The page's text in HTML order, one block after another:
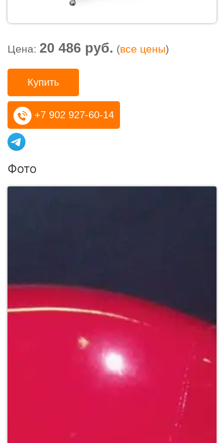
Цена: 20 486 руб. (все цены)
Купить
+7 902 927-60-14
Фото